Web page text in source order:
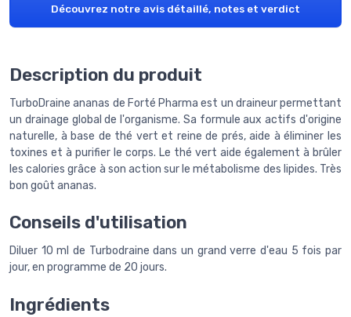
Découvrez notre avis détaillé, notes et verdict
Description du produit
TurboDraine ananas de Forté Pharma est un draineur permettant
un drainage global de l'organisme. Sa formule aux actifs d'origine
naturelle, à base de thé vert et reine de prés, aide à éliminer les
toxines et à purifier le corps. Le thé vert aide également à brûler
les calories grâce à son action sur le métabolisme des lipides. Très
bon goût ananas.
Conseils d'utilisation
Diluer 10 ml de Turbodraine dans un grand verre d'eau 5 fois par
jour, en programme de 20 jours.
Ingrédients